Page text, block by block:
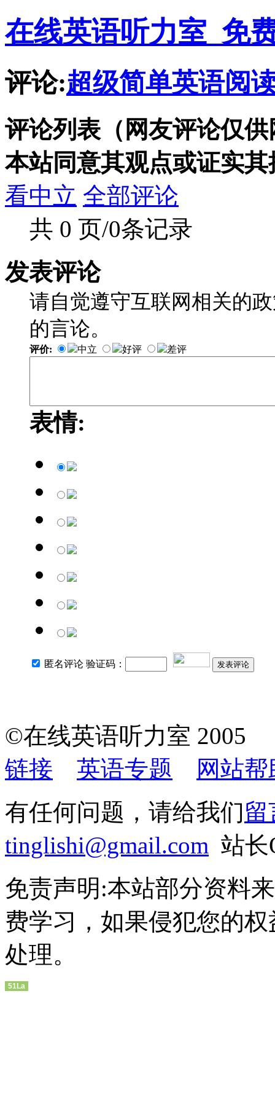
在线英语听力室_免
评论:超级简单英语阅
评论列表（网友评论仅
本站同意其观点或证实其
看中立 全部评论
共 0 页/0条记录
发表评论
请自觉遵守互联网相关的
的言论。
评价: 中立 好评 差评
表情:
匿名评论 验证码： 发表评论
©在线英语听力室
链接
英语专题
网站帮
有任何问题，请给我们留
tinglishi@gmail.com 站长
免责声明:本站部分资料
费学习，如果侵犯您的
处理。
51La